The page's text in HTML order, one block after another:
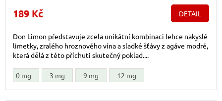
189 Kč DETAIL
Don Limon představuje zcela unikátní kombinaci lehce nakyslé
limetky, zralého hroznového vína a sladké šťávy z agáve modré,
která dělá z této příchuti skutečný poklad....
0 mg 3 mg 9 mg 12 mg